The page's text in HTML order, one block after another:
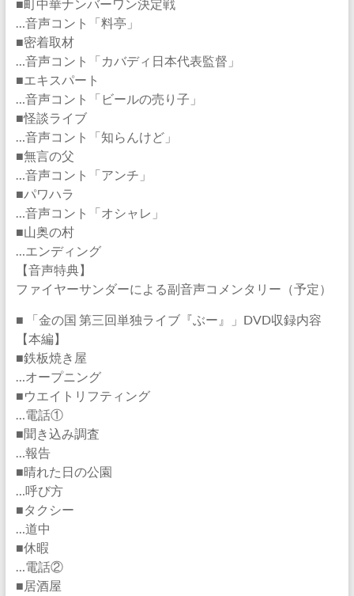
■町中華ナンバーワン決定戦
…音声コント「料亭」
■密着取材
…音声コント「カバディ日本代表監督」
■エキスパート
…音声コント「ビールの売り子」
■怪談ライブ
…音声コント「知らんけど」
■無言の父
…音声コント「アンチ」
■パワハラ
…音声コント「オシャレ」
■山奥の村
…エンディング
【音声特典】
ファイヤーサンダーによる副音声コメンタリー（予定）
■ 「金の国 第三回単独ライブ『ぶー』」DVD収録内容
【本編】
■鉄板焼き屋
…オープニング
■ウエイトリフティング
…電話①
■聞き込み調査
…報告
■晴れた日の公園
…呼び方
■タクシー
…道中
■休暇
…電話②
■居酒屋